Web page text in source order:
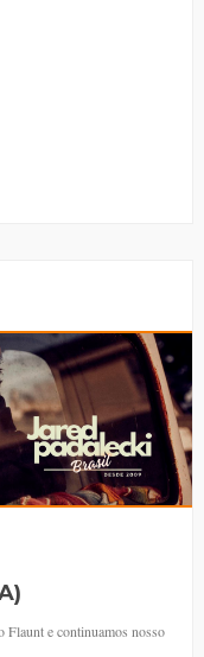
Flaunt e continuamos nosso